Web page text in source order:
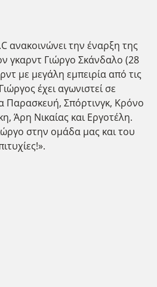
ανακοινώνει την έναρξη της
γκαρντ Γιώργο Σκάνδαλο (28
με μεγάλη εμπειρία από τις
έχει αγωνιστεί σε
Παρασκευή, Σπόρτινγκ, Κρόνο
Άρη Νικαίας και Εργοτέλη.
στην ομάδα μας και του